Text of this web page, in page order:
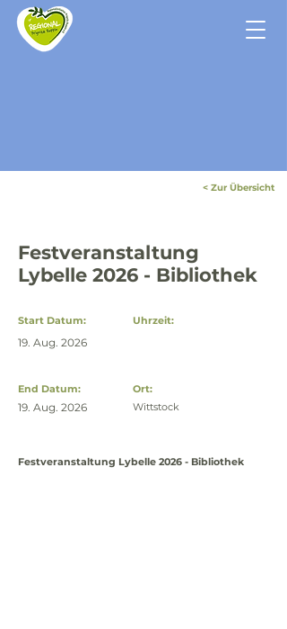
< Zur Übersicht
Festveranstaltung
Lybelle 2026 - Bibliothek
Start Datum:
19. Aug. 2026
Uhrzeit:
End Datum:
19. Aug. 2026
Ort:
Wittstock
Festveranstaltung Lybelle 2026 - Bibliothek